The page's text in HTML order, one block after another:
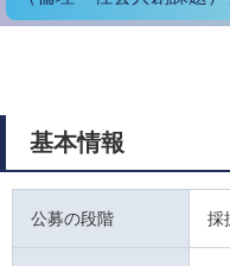
基本情報
公募の段階 採